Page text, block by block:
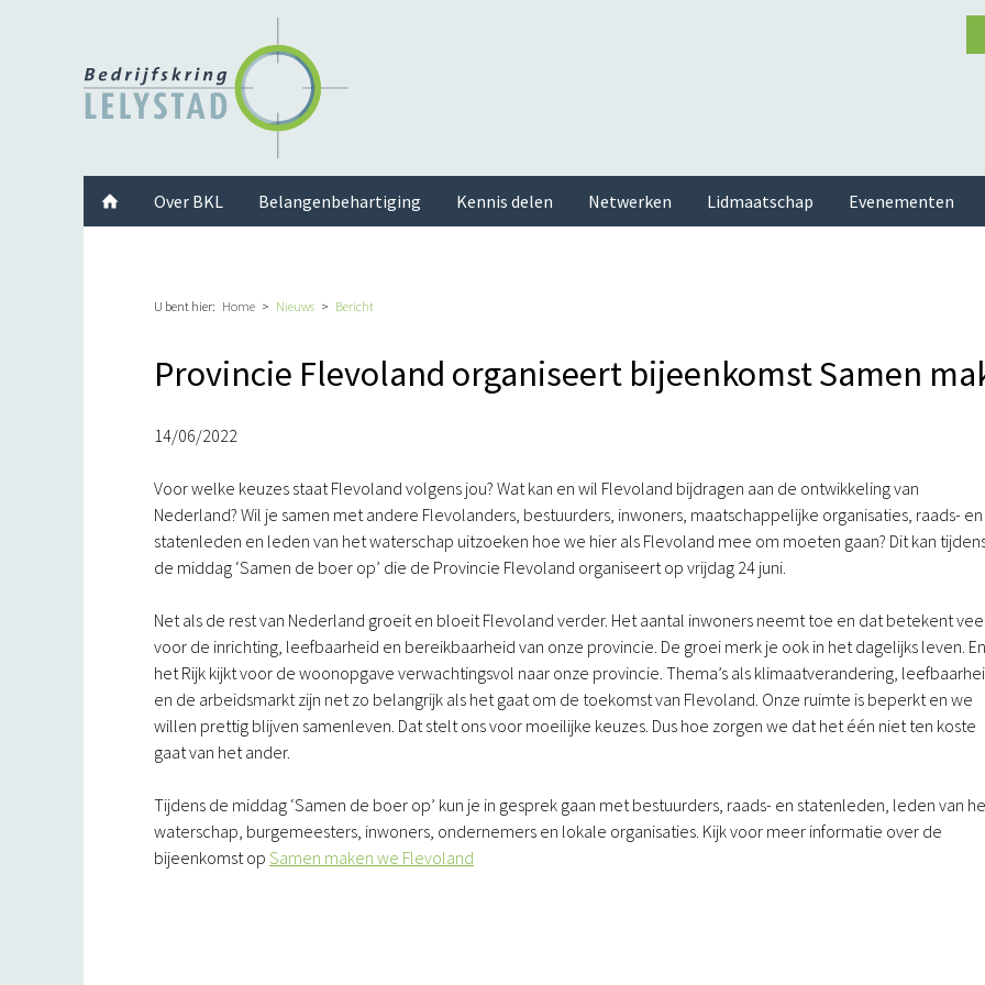
Twitter InstagramLinkedInYoutube
U bent hier: Home Nieuws Bericht
Provincie Flevoland organiseert bijeenkomst Samen
14/06/2022
Voor welke keuzes staat Flevoland volgens jou? Wat kan en wil Flevoland bijdragen aan de ontwikkeling van
Nederland? Wil je samen met andere Flevolanders, bestuurders, inwoners, maatschappelijke organisaties, raads- en
statenleden en leden van het waterschap uitzoeken hoe we hier als Flevoland mee om moeten gaan? Dit kan
de middag ‘Samen de boer op’ die de Provincie Flevoland organiseert op vrijdag 24 juni.
Net als de rest van Nederland groeit en bloeit Flevoland verder. Het aantal inwoners neemt toe en dat betekent
voor de inrichting, leefbaarheid en bereikbaarheid van onze provincie. De groei merk je ook in het dagelijks leven. En
het Rijk kijkt voor de woonopgave verwachtingsvol naar onze provincie. Thema’s als klimaatverandering,
en de arbeidsmarkt zijn net zo belangrijk als het gaat om de toekomst van Flevoland. Onze ruimte is beperkt en we
willen prettig blijven samenleven. Dat stelt ons voor moeilijke keuzes. Dus hoe zorgen we dat het één niet ten koste
gaat van het ander.
Tijdens de middag ‘Samen de boer op’ kun je in gesprek gaan met bestuurders, raads- en statenleden, leden van
waterschap, burgemeesters, inwoners, ondernemers en lokale organisaties. Kijk voor meer informatie over de
bijeenkomst op Samen maken we Flevoland
Over BKL Belangenbehartiging Kennis delen Netwerken Lidmaatschap Evenementen